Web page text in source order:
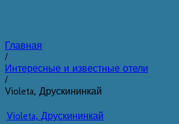
Главная
/
Интересные и известные отели
/
Violeta, Друскининкай
Violeta, Друскининкай